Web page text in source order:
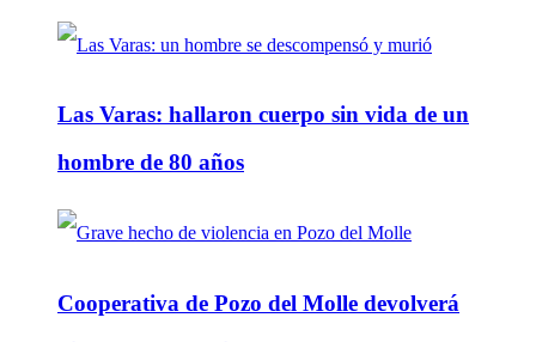
Las Varas: hallaron cuerpo sin vida de un
hombre de 80 años
Cooperativa de Pozo del Molle devolverá